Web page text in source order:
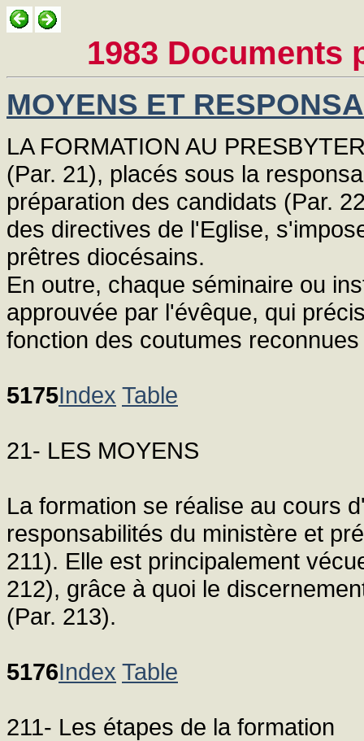
1983 Documents
MOYENS ET
LA FORMATION AU
(Par. 21), placés sous la
préparation des candidats (Par.
des directives de l'Eglise,
prêtres diocésains.
En outre, chaque séminaire ou
approuvée par l'évêque, qui
fonction des coutumes
5175Index Table
21- LES MOYENS
La formation se réalise au cours
responsabilités du ministère et
211). Elle est principalement
212), grâce à quoi le
(Par. 213).
5176Index Table
211- Les étapes de la formation